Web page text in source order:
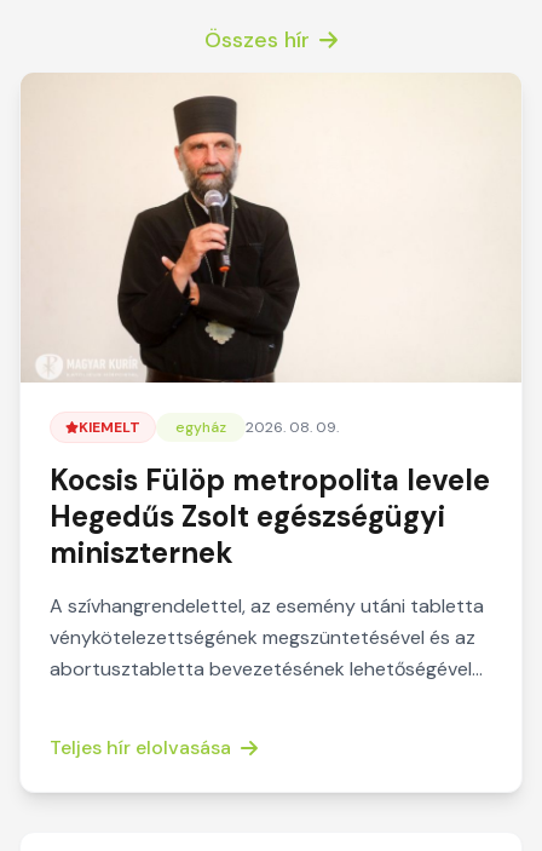
Összes hír
KIEMELT egyház 2026. 08. 09.
Kocsis Fülöp metropolita levele
Hegedűs Zsolt egészségügyi
miniszternek
A szívhangrendelettel, az esemény utáni tabletta
vénykötelezettségének megszüntetésével és az
abortusztabletta bevezetésének lehetőségével
Teljes hír elolvasása